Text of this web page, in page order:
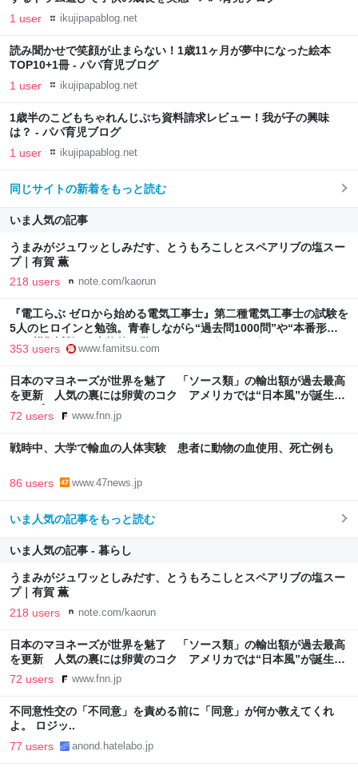
1 user ikujipapablog.net
読み聞かせで笑顔が止まらない！1歳11ヶ月が夢中になった絵本
TOP10+1冊 - パパ育児ブログ
1 user ikujipapablog.net
1歳半のこどもちゃれんじぷち資料請求レビュー！我が子の興味
は？ - パパ育児ブログ
1 user ikujipapablog.net
同じサイトの新着をもっと読む
いま人気の記事
うまみがジュワッとしみだす、とうもろこしとスペアリブの塩スー
プ｜有賀 薫
218 users note.com/kaorun
『電工らぶ ゼロから始める電気工事士』第二種電気工事士の試験を
5人のヒロインと勉強。青春しながら“過去問1000問”や“本番形式
CBT模擬試験”で本格的に学べるノベルゲーム | ゲーム・エンタメ
最新情報のファミ通.com
353 users www.famitsu.com
日本のマヨネーズが世界を魅了 「ソース類」の輸出額が過去最高
を更新 人気の裏には卵黄のコク アメリカでは“日本風”が誕生｜
FNNプライムオンライン
72 users www.fnn.jp
戦時中、大学で輸血の人体実験 患者に動物の血使用、死亡例も
86 users www.47news.jp
いま人気の記事をもっと読む
いま人気の記事 - 暮らし
うまみがジュワッとしみだす、とうもろこしとスペアリブの塩スー
プ｜有賀 薫
218 users note.com/kaorun
日本のマヨネーズが世界を魅了 「ソース類」の輸出額が過去最高
を更新 人気の裏には卵黄のコク アメリカでは“日本風”が誕生｜
FNNプライムオンライン
72 users www.fnn.jp
不同意性交の「不同意」を責める前に「同意」が何か教えてくれ
よ。 ロジッ..
77 users anond.hatelabo.jp